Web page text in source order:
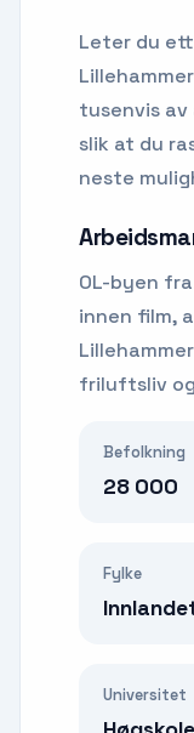
Leter du
Lillehammer
tusenvis
slik at du
neste
OL-byen
innen film,
friluftsliv
Befolkning
28 000
Fylke
Universitet